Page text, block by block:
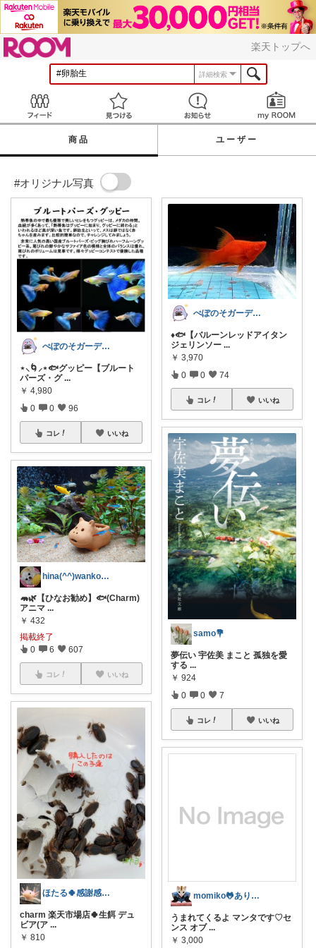
楽天トップへ
詳細検索
見つける お知らせ
商品 ユーザー
#オリジナル写真
ぺぽのそガーデン(●´ω｀●)
⋆⸜🌀⸝‍⋆🐟グッピー【ブルート
パーズ・グ ...
￥ 4,980
0 0 96
コレ いいね
hina(^^)wanko❤🤗🤭🥰
🦛🌿【ひなお勧め】🐟️(Charm)
アニマ ...
￥ 432
掲載終了
0 6 607
コレ いいね
ほたる🍀感謝感激です✨️🪒✨️
charm 楽天市場店🍀生餌 デュ
ビア(ア ...
￥ 810
ぺぽのそガーデン(●´ω｀●)
♦️🐟【バルーンレッドアイタン
ジェリンソー ...
￥ 3,970
0 0 74
コレ いいね
samo💐
夢伝い 宇佐美 まこと 孤独を愛
する ...
￥ 924
0 0 7
コレ いいね
momiko🐸ありがとうです🙏
うまれてくるよ マンタです♡セ
ンス オブ...
￥ 3,000